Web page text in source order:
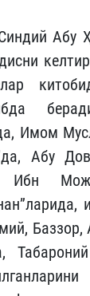
Абу
Имом
Абу
Ибн